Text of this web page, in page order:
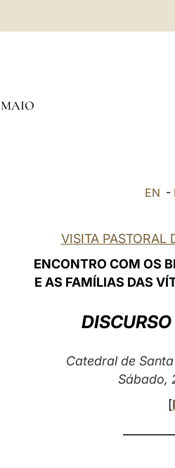
MAIO
EN -
VISITA PASTORAL
ENCONTRO COM OS
E AS FAMÍLIAS DAS
Catedral de
Sábado,
[